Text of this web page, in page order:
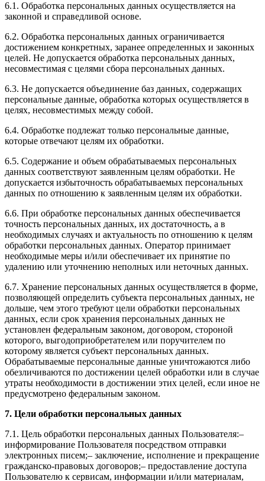
6.1. Обработка персональных данных осуществляется на
законной и справедливой основе.
6.2. Обработка персональных данных ограничивается
достижением конкретных, заранее определенных и законных
целей. Не допускается обработка персональных данных,
несовместимая с целями сбора персональных данных.
6.3. Не допускается объединение баз данных, содержащих
персональные данные, обработка которых осуществляется в
целях, несовместимых между собой.
6.4. Обработке подлежат только персональные данные,
которые отвечают целям их обработки.
6.5. Содержание и объем обрабатываемых персональных
данных соответствуют заявленным целям обработки. Не
допускается избыточность обрабатываемых персональных
данных по отношению к заявленным целям их обработки.
6.6. При обработке персональных данных обеспечивается
точность персональных данных, их достаточность, а в
необходимых случаях и актуальность по отношению к целям
обработки персональных данных. Оператор принимает
необходимые меры и/или обеспечивает их принятие по
удалению или уточнению неполных или неточных данных.
6.7. Хранение персональных данных осуществляется в форме,
позволяющей определить субъекта персональных данных, не
дольше, чем этого требуют цели обработки персональных
данных, если срок хранения персональных данных не
установлен федеральным законом, договором, стороной
которого, выгодоприобретателем или поручителем по
которому является субъект персональных данных.
Обрабатываемые персональные данные уничтожаются либо
обезличиваются по достижении целей обработки или в случае
утраты необходимости в достижении этих целей, если иное не
предусмотрено федеральным законом.
7. Цели обработки персональных данных
7.1. Цель обработки персональных данных Пользователя:–
информирование Пользователя посредством отправки
электронных писем;– заключение, исполнение и прекращение
гражданско-правовых договоров;– предоставление доступа
Пользователю к сервисам, информации и/или материалам,